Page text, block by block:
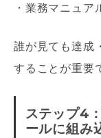
・業務マニュア
誰が見ても達成
することが重要
ステップ4
ールに組み